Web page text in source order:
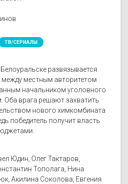
ТВ/СЕРИАЛЫ
развязывается
местным авторитетом
начальником уголовного
врага решают захватить
нового химкомбината
победитель получит власть
Юдин, Олег Тактаров,
Тополага, Нина
Акилина Соколова, Евгения